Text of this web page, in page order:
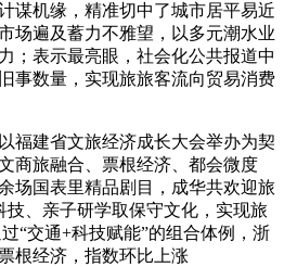
谋机缘，精准切中了城市居平易近
场遍及蓄力不雅望，以多元潮水业
；表示最亮眼，社会化公共报道中
事数量，实现旅旅客流向贸易消费
建省文旅经济成长大会举办为契
商旅融合、票根经济、都会微度
场国表里精品剧目，成华共欢迎旅
、亲子研学取保守文化，实现旅
“交通+科技赋能”的组合体例，浙
根经济，指数环比上涨